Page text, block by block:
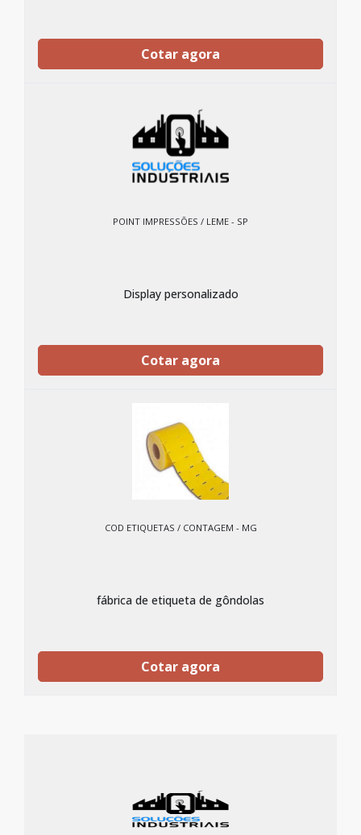
Cotar agora
POINT IMPRESSÕES / LEME - SP
Display personalizado
Cotar agora
COD ETIQUETAS / CONTAGEM - MG
fábrica de etiqueta de gôndolas
Cotar agora